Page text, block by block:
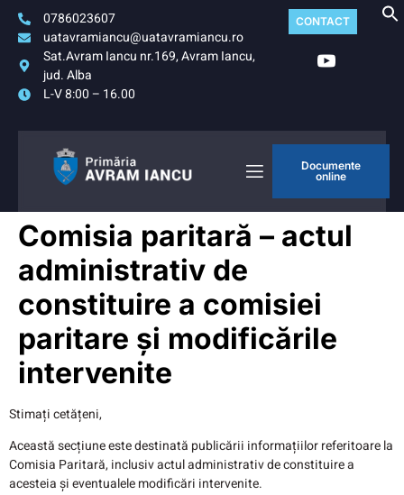
0786023607
uatavramiancu@uatavramiancu.ro
Sat.Avram Iancu nr.169, Avram Iancu,
jud. Alba
L-V 8:00 – 16.00
CONTACT
Documente
online
Comisia paritară – actul
administrativ de
constituire a comisiei
paritare și modificările
intervenite
Stimați cetățeni,
Această secțiune este destinată publicării informațiilor referitoare la
Comisia Paritară, inclusiv actul administrativ de constituire a
acesteia și eventualele modificări intervenite.